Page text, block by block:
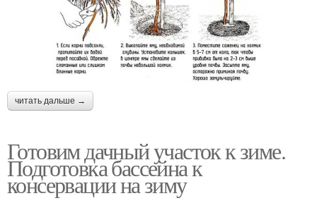
читать дальше →
Готовим дачный участок к зиме.
Подготовка бассейна к
консервации на зиму